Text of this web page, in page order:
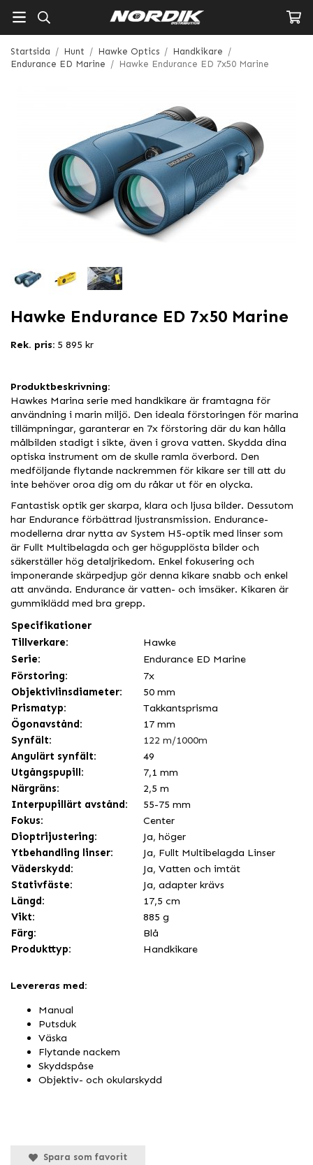
Startsida / Hunt / Hawke Optics / Handkikare /
Endurance ED Marine / Hawke Endurance ED 7x50 Marine
Hawke Endurance ED 7x50 Marine
Rek. pris: 5 895 kr
Produktbeskrivning:
Hawkes Marina serie med handkikare är framtagna för
användning i marin miljö. Den ideala förstoringen för marina
tillämpningar, garanterar en 7x förstoring där du kan hålla
målbilden stadigt i sikte, även i grova vatten. Skydda dina
optiska instrument om de skulle ramla överbord. Den
medföljande flytande nackremmen för kikare ser till att du
inte behöver oroa dig om du råkar ut för en olycka.
Fantastisk optik ger skarpa, klara och ljusa bilder. Dessutom
har Endurance förbättrad ljustransmission. Endurance-
modellerna drar nytta av System H5-optik med linser som
är Fullt Multibelagda och ger högupplösta bilder och
säkerställer hög detaljrikedom. Enkel fokusering och
imponerande skärpedjup gör denna kikare snabb och enkel
att använda. Endurance är vatten- och imsäker. Kikaren är
gummiklädd med bra grepp.
Specifikationer
Tillverkare:
Hawke
Serie:
Endurance ED Marine
Förstoring:
7x
Objektivlinsdiameter:
50 mm
Prismatyp:
Takkantsprisma
Ögonavstånd:
17 mm
Synfält:
122 m/1000m
Angulärt synfält:
49
Utgångspupill:
7,1 mm
Närgräns:
2,5 m
Interpupillärt avstånd:
55-75 mm
Fokus:
Center
Dioptrijustering:
Ja, höger
Ytbehandling linser:
Ja, Fullt Multibelagda Linser
Väderskydd:
Ja, Vatten och imtät
Stativfäste:
Ja, adapter krävs
Längd:
17,5 cm
Vikt:
885 g
Färg:
Blå
Produkttyp:
Handkikare
Levereras med:
Manual
Putsduk
Väska
Flytande nackem
Skyddspåse
Objektiv- och okularskydd
Spara som favorit